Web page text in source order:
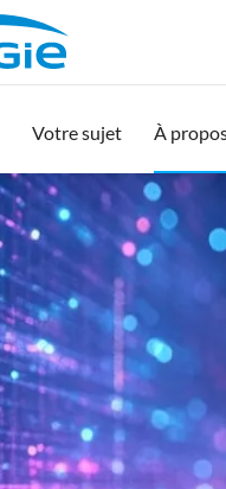
Votre sujet À